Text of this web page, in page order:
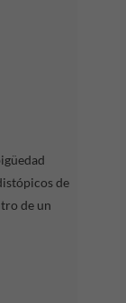
de
de un